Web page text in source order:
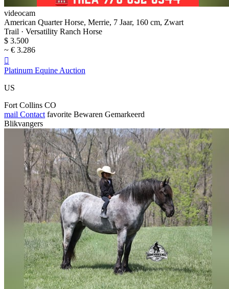
videocam
American Quarter Horse, Merrie, 7 Jaar, 160 cm, Zwart
Trail · Versatility Ranch Horse
$ 3.500
~ € 3.286

Platinum Equine Auction
US
Fort Collins CO
mail Contact favorite Bewaren Gemarkeerd
Blikvangers